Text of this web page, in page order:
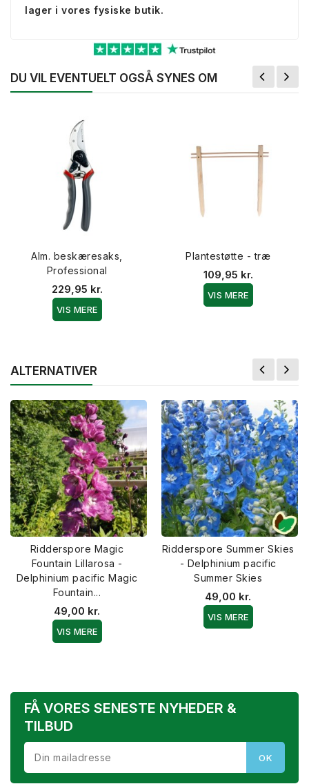
lager i vores fysiske butik.
DU VIL EVENTUELT OGSÅ SYNES OM
Alm. beskæresaks,
Professional
229,95 kr.
VIS MERE
Plantestøtte - træ
109,95 kr.
VIS MERE
ALTERNATIVER
Ridderspore Magic
Fountain Lillarosa -
Delphinium pacific Magic
Fountain...
49,00 kr.
VIS MERE
Ridderspore Summer Skies
- Delphinium pacific
Summer Skies
49,00 kr.
VIS MERE
FÅ VORES SENESTE NYHEDER &
TILBUD